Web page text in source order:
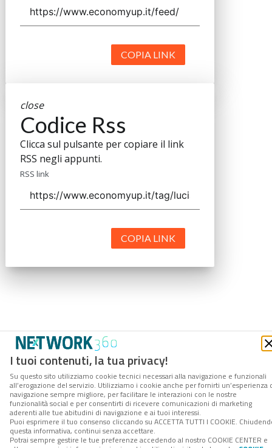
I tuoi contenuti, la tua privacy!
Su questo sito utilizziamo cookie tecnici necessari alla navigazione e funzionali
all’erogazione del servizio. Utilizziamo i cookie anche per fornirti un’esperienza
navigazione sempre migliore, per facilitare le interazioni con le nostre
funzionalità social e per consentirti di ricevere comunicazioni di marketing
aderenti alle tue abitudini di navigazione e ai tuoi interessi.
Puoi esprimere il tuo consenso cliccando su ACCETTA TUTTI I COOKIE.
questa informativa, continui senza accettare.
Potrai sempre gestire le tue preferenze accedendo al nostro COOKIE CENTER e
COPIA LINK
close
Codice Rss
Clicca sul pulsante per copiare il link
RSS negli appunti.
RSS link
COPIA LINK